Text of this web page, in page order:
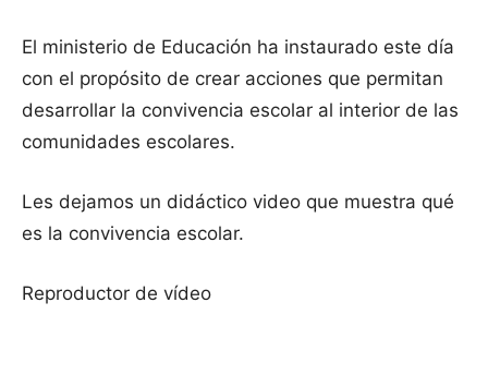
El ministerio de Educación ha instaurado este día
con el propósito de crear acciones que permitan
desarrollar la convivencia escolar al interior de las
comunidades escolares.
Les dejamos un didáctico video que muestra qué
es la convivencia escolar.
Reproductor de vídeo